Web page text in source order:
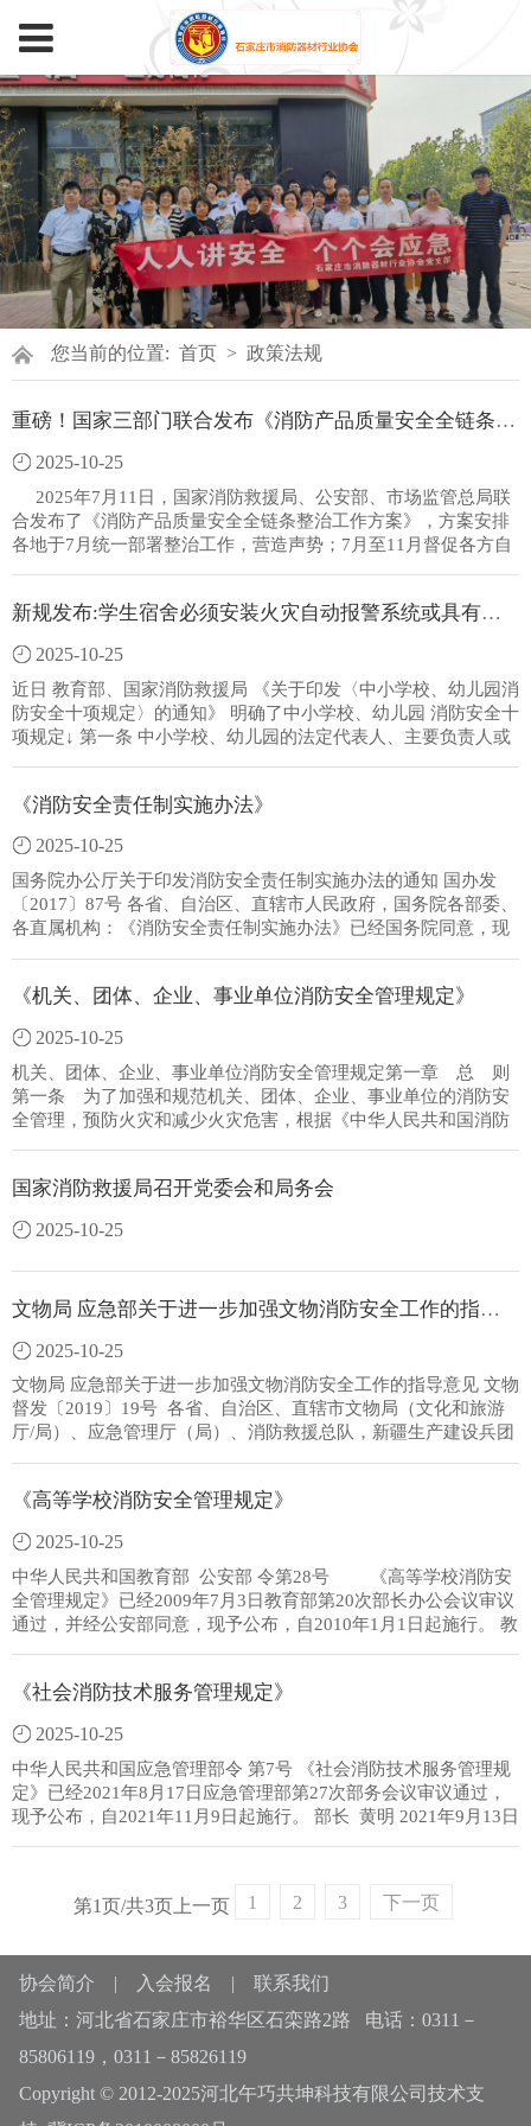
您当前的位置: 首页 > 政策法规
重磅！国家三部门联合发布《消防产品质量安全全链条整治工作方案》
2025-10-25
2025年7月11日，国家消防救援局、公安部、市场监管总局联
合发布了《消防产品质量安全全链条整治工作方案》，方案安排
各地于7月统一部署整治工作，营造声势；7月至11月督促各方自
创新做法。
新规发布:学生宿舍必须安装火灾自动报警系统或具有联网功能的独立式火灾探测器！
2025-10-25
近日 教育部、国家消防救援局 《关于印发〈中小学校、幼儿园消
防安全十项规定〉的通知》 明确了中小学校、幼儿园 消防安全十
项规定↓ 第一条 中小学校、幼儿园的法定代表人、主要负责人或
其他成员对分管范围内的消防安全负领导责任。中小学校、幼儿
部门，细化各部门和教职员工、保安、厨房工作人员、宿舍管理
员、电工、消防控制室值班操作人员等岗位人员的消防安全责
任。学校实验室应制定并落实危险化学品储存、管理和使用安全
制度，明确实验室教学环节安全操作管理责任。 第二条 中小学
《消防安全责任制实施办法》
2025-10-25
国务院办公厅关于印发消防安全责任制实施办法的通知 国办发
〔2017〕87号 各省、自治区、直辖市人民政府，国务院各部委、
各直属机构：《消防安全责任制实施办法》已经国务院同意，现
一条 为深入贯彻《中华人民共和国消防法》、《中华人民共和
要决策部署，按照政府统一领导、部门依法监管、单位全面负
责、公民积极参与的原则，坚持党政同责、一岗双责、齐抓共
管、失职追责，进一步健全消防安全责任制，提高公共消防安全
水平，预防火灾和减少火灾危害，保障人民群众生命财产安全，
《机关、团体、企业、事业单位消防安全管理规定》
2025-10-25
机关、团体、企业、事业单位消防安全管理规定第一章 总 则
第一条 为了加强和规范机关、团体、企业、事业单位的消防安
全管理，预防火灾和减少火灾危害，根据《中华人民共和国消防
管理。 法律、法规另有规定的除外。 第三条 单位应当遵守消防
合的消防工作方针，履行消防安全职责，保障消防安全。 第四
条 单位应当落实逐级消防安全责任制和岗位消防安全责任制，
国家消防救援局召开党委会和局务会
2025-10-25
文物局 应急部关于进一步加强文物消防安全工作的指导意见
2025-10-25
文物局 应急部关于进一步加强文物消防安全工作的指导意见 文物
督发〔2019〕19号 各省、自治区、直辖市文物局（文化和旅游
厅/局）、应急管理厅（局）、消防救援总队，新疆生产建设兵团
文物火灾事故时有发生，文物消防安全形势较为严峻。为深入贯
央办公厅、国务院办公厅《关于加强文物保护利用改革的若干意
见》、《国务院办公厅关于进一步加强文物安全工作的实施意
见》，贯彻“预防为主、防消结合”的方针，强化文物消防安全责
任，增强火灾预警防控能力，加强文物消防安全管理，现提出以
《高等学校消防安全管理规定》
2025-10-25
中华人民共和国教育部 公安部 令第28号 《高等学校消防安
全管理规定》已经2009年7月3日教育部第20次部长办公会议审议
通过，并经公安部同意，现予公布，自2010年1月1日起施行。 教
学校的消防安全管理，预防和减少火灾危害，保障师生员工生命
制定本规定。 第二条 普通高等学校和成人高等学校（以下简
称学校）的消防安全管理，适用本规定。 驻校内其他单位的
消防安全管理，按照本规定的有关规定执行。 第三条 学校在
消防安全工作中，应当遵守消防法律、...
《社会消防技术服务管理规定》
2025-10-25
中华人民共和国应急管理部令 第7号 《社会消防技术服务管理规
定》已经2021年8月17日应急管理部第27次部务会议审议通过，
现予公布，自2021年11月9日起施行。 部长 黄明 2021年9月13日
二条 在中华人民共和国境内从事社会消防技术服务活动、对消防
服务机构是指从事消防设施维护保养检测、消防安全评估等社会
消防技术服务活动的企业。 第三条 消防技术服务机构及其从业人
员开展社会消防技术服务活动应当遵循客观独立、合法公正、诚
实信用的原则。...
第1页/共3页 上一页 1 2 3 下一页
协会简介 | 入会报名 | 联系我们
地址：河北省石家庄市裕华区石栾路2路 电话：0311－
85806119，0311－85826119
Copyright © 2012-2025河北午巧共坤科技有限公司技术支